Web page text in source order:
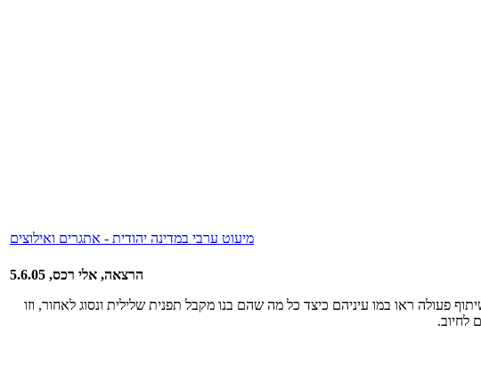
מיעוט ערבי במדינה יהודית - אתגרים ואילוצים
הרצאה, אלי רכס, 5.6.05
פעולה ראו במו עיניהם כיצד כל מה שהם בנו מקבל תפנית שלילית ונסוג לאחור, וזו
לחיוב.